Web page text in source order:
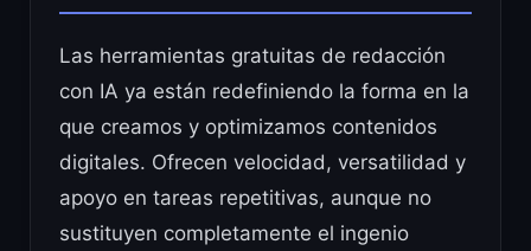
Las herramientas gratuitas de redacción
con IA ya están redefiniendo la forma en la
que creamos y optimizamos contenidos
digitales. Ofrecen velocidad, versatilidad y
apoyo en tareas repetitivas, aunque no
sustituyen completamente el ingenio